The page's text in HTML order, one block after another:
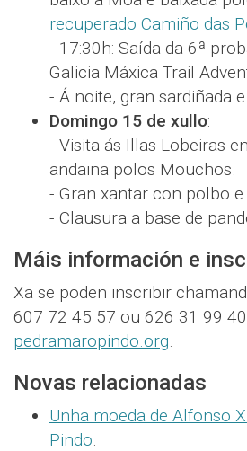
recuperado Camiño das
- 17:30h: Saída da 6ª
Galicia Máxica Trail
- Á noite, gran sardiñada
Domingo 15 de xullo:
- Visita ás Illas Lobeiras
andaina polos Mouchos.
- Gran xantar con polbo
- Clausura a base de
Máis información e
Xa se poden inscribir
607 72 45 57 ou 626 31 99
pedramaropindo.org.
Novas relacionadas
Unha moeda de Alfonso
Pindo.